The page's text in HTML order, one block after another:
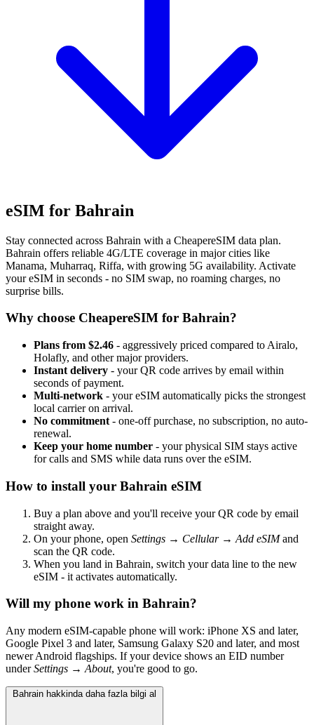
eSIM for Bahrain
Stay connected across Bahrain with a CheapereSIM data plan.
Bahrain offers reliable 4G/LTE coverage in major cities like
Manama, Muharraq, Riffa, with growing 5G availability. Activate
your eSIM in seconds - no SIM swap, no roaming charges, no
surprise bills.
Why choose CheapereSIM for Bahrain?
Plans from $2.46 - aggressively priced compared to Airalo,
Holafly, and other major providers.
Instant delivery - your QR code arrives by email within
seconds of payment.
Multi-network - your eSIM automatically picks the strongest
local carrier on arrival.
No commitment - one-off purchase, no subscription, no auto-
renewal.
Keep your home number - your physical SIM stays active
for calls and SMS while data runs over the eSIM.
How to install your Bahrain eSIM
Buy a plan above and you'll receive your QR code by email
straight away.
On your phone, open Settings → Cellular → Add eSIMand
scan the QR code.
When you land in Bahrain, switch your data line to the new
eSIM - it activates automatically.
Will my phone work in Bahrain?
Any modern eSIM-capable phone will work: iPhone XS and later,
Google Pixel 3 and later, Samsung Galaxy S20 and later, and most
newer Android flagships. If your device shows an EID number
underSettings → About, you're good to go.
Bahrain hakkinda daha fazla bilgi al